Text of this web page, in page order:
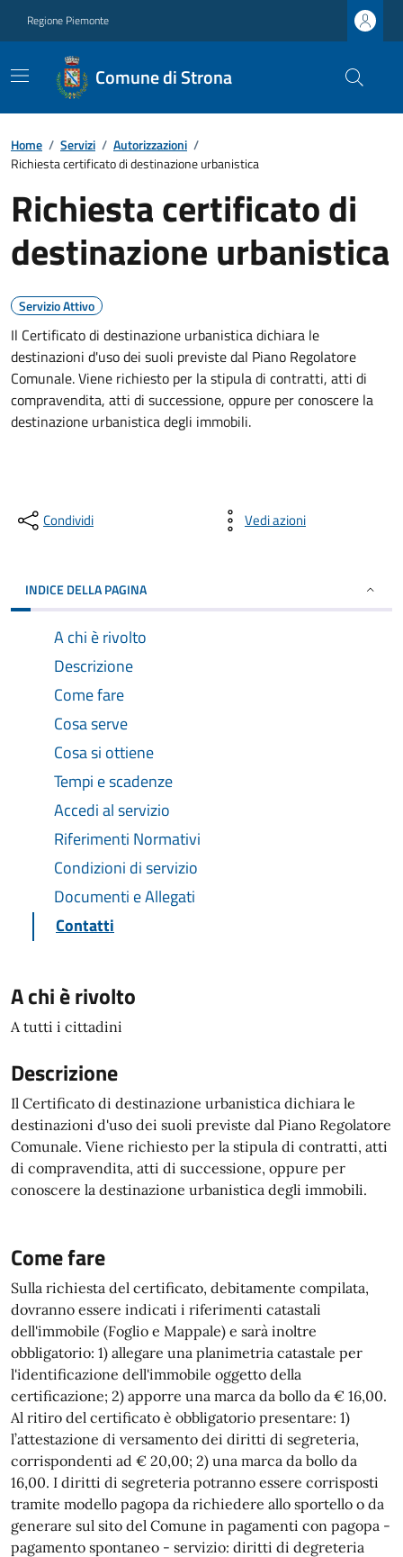
Regione Piemonte
Comune di Strona
Home / Servizi / Autorizzazioni /
Richiesta certificato di destinazione urbanistica
Richiesta certificato di
destinazione urbanistica
Servizio Attivo
Il Certificato di destinazione urbanistica dichiara le
destinazioni d'uso dei suoli previste dal Piano Regolatore
Comunale. Viene richiesto per la stipula di contratti, atti di
compravendita, atti di successione, oppure per conoscere la
destinazione urbanistica degli immobili.
Condividi Vedi azioni
INDICE DELLA PAGINA
A chi è rivolto
Descrizione
Come fare
Cosa serve
Cosa si ottiene
Tempi e scadenze
Accedi al servizio
Riferimenti Normativi
Condizioni di servizio
Documenti e Allegati
Contatti
A chi è rivolto
A tutti i cittadini
Descrizione
Il Certificato di destinazione urbanistica dichiara le
destinazioni d'uso dei suoli previste dal Piano Regolatore
Comunale. Viene richiesto per la stipula di contratti, atti
di compravendita, atti di successione, oppure per
conoscere la destinazione urbanistica degli immobili.
Come fare
Sulla richiesta del certificato, debitamente compilata,
dovranno essere indicati i riferimenti catastali
dell'immobile (Foglio e Mappale) e sarà inoltre
obbligatorio: 1) allegare una planimetria catastale per
l'identificazione dell'immobile oggetto della
certificazione; 2) apporre una marca da bollo da € 16,00.
Al ritiro del certificato è obbligatorio presentare: 1)
l’attestazione di versamento dei diritti di segreteria,
corrispondenti ad € 20,00; 2) una marca da bollo da
16,00. I diritti di segreteria potranno essere corrisposti
tramite modello pagopa da richiedere allo sportello o da
generare sul sito del Comune in pagamenti con pagopa -
pagamento spontaneo - servizio: diritti di degreteria